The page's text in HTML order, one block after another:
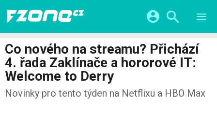
VIDEA
SERIÁLY
KATEGORIE
CHYTRÁ MĚSTA
ŽIVOT BUDOUCNOSTI
HRY A ZÁBAVA
FINTECH
Facebook Google
Twitter Apple Microsoft
Co nového na streamu? Přichází
4. řada Zaklínače a hororové IT:
Welcome to Derry
Novinky pro tento týden na Netflixu a HBO Max